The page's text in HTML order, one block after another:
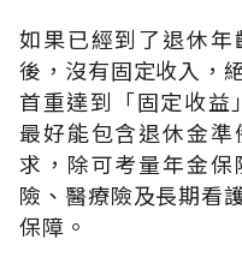
如果已經到了退休
後，沒有固定收入，
首重達到「固定收益
最好能包含退休金
求，除可考量年金
險、醫療險及長期看
保障。